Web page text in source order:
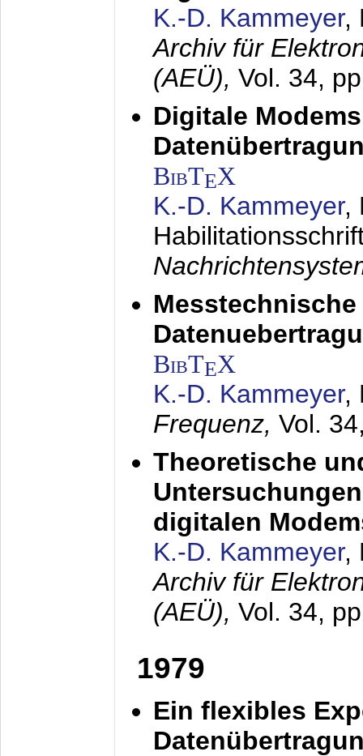
K.-D. Kammeyer,
Archiv für
(AEÜ), Vol. 34,
Digitale
BibTEX
K.-D. Kammeyer,
BibTEX
K.-D. Kammeyer,
Frequenz, Vol.
Theoretische
digitalen
K.-D. Kammeyer,
Archiv für
(AEÜ), Vol. 34,
1979
Ein flexibles